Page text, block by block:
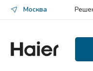
Москва